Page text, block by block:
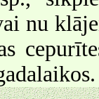
nu